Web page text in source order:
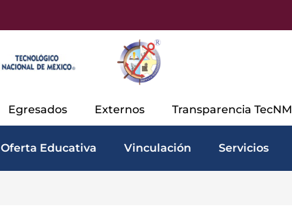
Egresados Externos Transparencia TecNM
Oferta Educativa Vinculación Servicios